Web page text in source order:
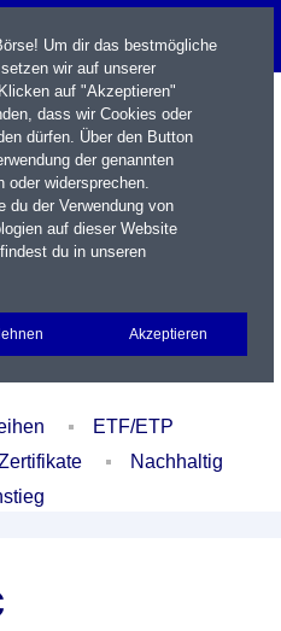
Portfolio Login
ETF/ETP
Nachhaltig
Um dir das bestmögliche
wir auf unserer
auf "Akzeptieren"
dass wir Cookies oder
dürfen. Über den Button
der genannten
oder widersprechen.
du der Verwendung von
auf dieser Website
du in unseren
Akzeptieren